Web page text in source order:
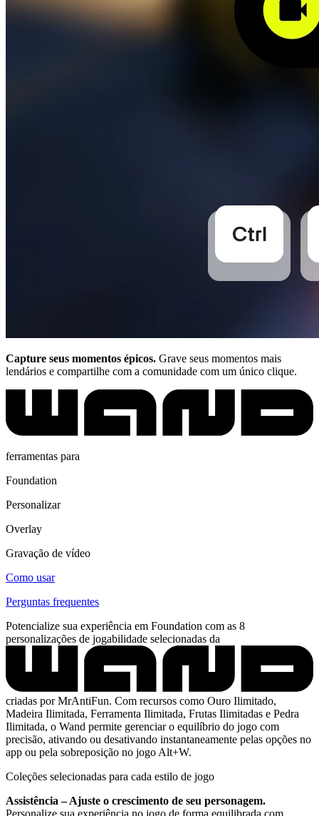
Capture seus momentos épicos. Grave seus momentos mais
lendários e compartilhe com a comunidade com um único clique.
ferramentas para
Foundation
Personalizar
Overlay
Gravação de vídeo
Como usar
Perguntas frequentes
Potencialize sua experiência em Foundation com as 8
personalizações de jogabilidade selecionadas da
criadas por MrAntiFun. Com recursos como Ouro Ilimitado,
Madeira Ilimitada, Ferramenta Ilimitada, Frutas Ilimitadas e Pedra
Ilimitada, o Wand permite gerenciar o equilíbrio do jogo com
precisão, ativando ou desativando instantaneamente pelas opções no
app ou pela sobreposição no jogo Alt+W.
Coleções selecionadas para cada estilo de jogo
Assistência – Ajuste o crescimento de seu personagem.
Personalize sua experiência no jogo de forma equilibrada com